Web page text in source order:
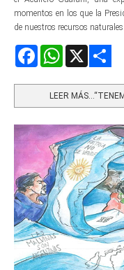
momentos en los que la
de nuestros recursos naturales.
FacebookWhatsApp
LEER